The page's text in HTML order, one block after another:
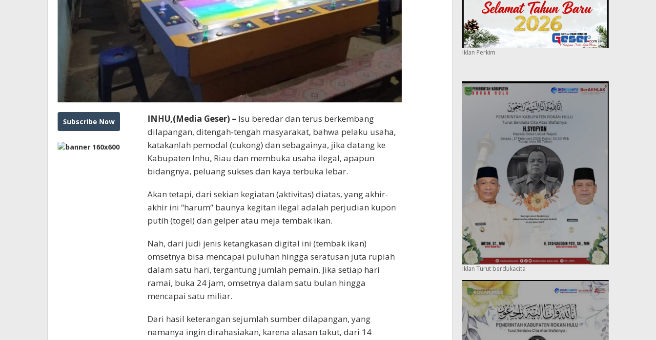
INHU,(Media Geser) – Isu beredar dan terus berkembang
dilapangan, ditengah-tengah masyarakat, bahwa pelaku usaha,
katakanlah pemodal (cukong) dan sebagainya, jika datang ke
Kabupaten Inhu, Riau dan membuka usaha ilegal, apapun
bidangnya, peluang sukses dan kaya terbuka lebar.
Akan tetapi, dari sekian kegiatan (aktivitas) diatas, yang akhir-
akhir ini “harum” baunya kegitan ilegal adalah perjudian kupon
putih (togel) dan gelper atau meja tembak ikan.
Nah, dari judi jenis ketangkasan digital ini (tembak ikan)
omsetnya bisa mencapai puluhan hingga seratusan juta rupiah
dalam satu hari, tergantung jumlah pemain. Jika setiap hari
ramai, buka 24 jam, omsetnya dalam satu bulan hingga
mencapai satu miliar.
Dari hasil keterangan sejumlah sumber dilapangan, yang
namanya ingin dirahasiakan, karena alasan takut, dari 14
Iklan Perkim
Iklan Turut berdukacita